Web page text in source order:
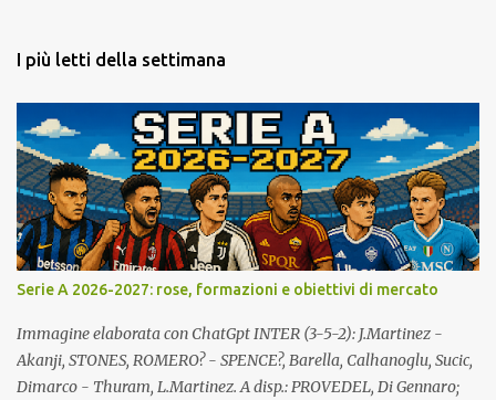
a
c
o
m
m
e
n
t
o
I più letti della settimana
Serie A 2026-2027: rose, formazioni e obiettivi di mercato
Immagine elaborata con ChatGpt INTER (3-5-2): J.Martinez -
Akanji, STONES, ROMERO? - SPENCE?, Barella, Calhanoglu, Sucic,
Dimarco - Thuram, L.Martinez. A disp.: PROVEDEL, Di Gennaro;